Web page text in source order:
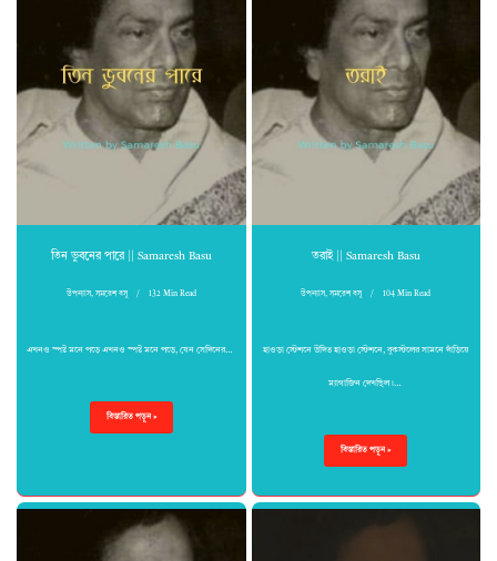
তিন ভুবনের পারে || Samaresh Basu
উপন্যাস, সমরেশ বসু 132 Min Read
এখনও স্পষ্ট মনে পড়ে এখনও স্পষ্ট মনে পড়ে, যেন সেদিনের…
বিস্তারিত পড়ুন »
তরাই || Samaresh Basu
উপন্যাস,সমরেশ বসু 104 Min Read
হাওড়া স্টেশনে উদিত হাওড়া স্টেশনে, বুকস্টলের সামনে দাঁড়িয়ে
ম্যাগাজিন দেখছিল।…
বিস্তারিত পড়ুন »